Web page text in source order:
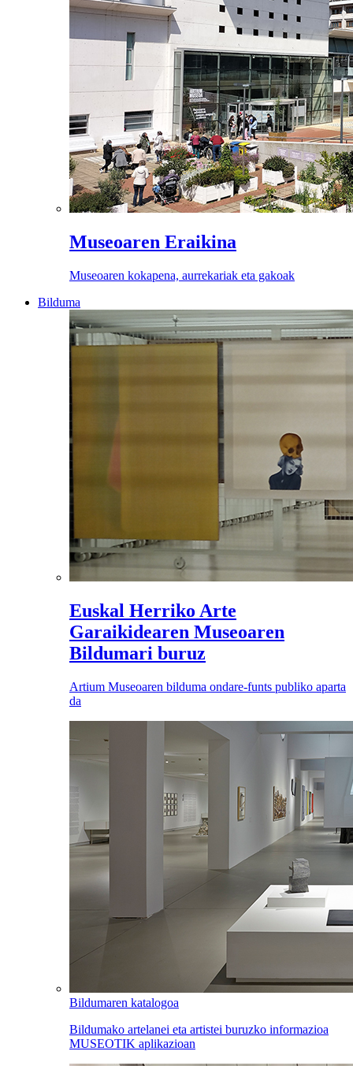
Museoaren Eraikina
Museoaren kokapena, aurrekariak eta gakoak
Bilduma
Euskal Herriko Arte
Garaikidearen Museoaren
Bildumari buruz
Artium Museoaren bilduma ondare-funts publiko aparta
da
Bildumaren katalogoa
Bildumako artelanei eta artistei buruzko informazioa
MUSEOTIK aplikazioan